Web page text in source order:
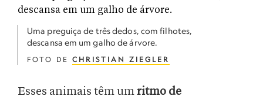
Uma preguiça de três dedos, com filhotes,
descansa em um galho de árvore.
FOTO DE CHRISTIAN ZIEGLER
Esses animais têm umritmo de